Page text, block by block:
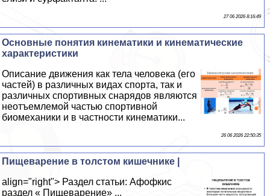
27 06 2026 8:16:49
Основные понятия кинематики и кинематические
хаpaктеристики
Описание движения как тела человека (его
частей) в различных видах спорта, так и
различных спортивных снарядов являются
неотъемлемой частью спортивной
биомеханики и в частности кинематики...
26 06 2026 22:50:35
Пищеварение в толстом кишечнике |
align="right"> Раздел статьи: Афофкис
раздел « Пищеварение» ...